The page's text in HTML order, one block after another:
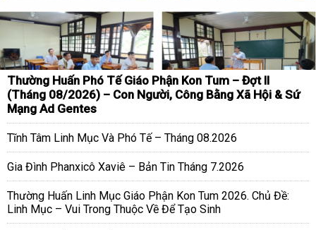
Thường Huấn Phó Tế Giáo Phận Kon Tum – Đợt II
(Tháng 08/2026) – Con Người, Công Bằng Xã Hội & Sứ
Mạng Ad Gentes
Tĩnh Tâm Linh Mục Và Phó Tế – Tháng 08.2026
Gia Đình Phanxicô Xaviê – Bản Tin Tháng 7.2026
Thường Huấn Linh Mục Giáo Phận Kon Tum 2026. Chủ Đề:
Linh Mục – Vui Trong Thuộc Về Để Tạo Sinh